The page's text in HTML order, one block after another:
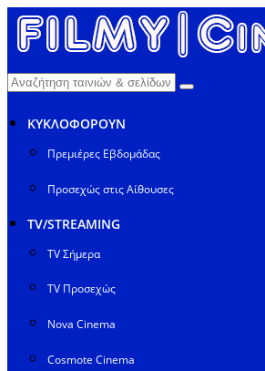
ΚΥΚΛΟΦΟΡΟΥΝ
Πρεμιέρες Εβδομάδας
Προσεχώς στις Αίθουσες
TV/STREAMING
TV Σήμερα
TV Προσεχώς
Nova Cinema
Cosmote Cinema